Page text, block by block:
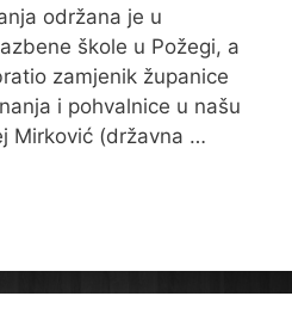
održana je u
škole u Požegi, a
zamjenik županice
i pohvalnice u našu
Mirković (državna …